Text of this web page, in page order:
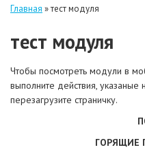
Главная »тест модуля
тест модуля
Чтобы посмотреть модули в
выполните действия, указаные
перезагрузите страничку.
ГОРЯЩИЕ